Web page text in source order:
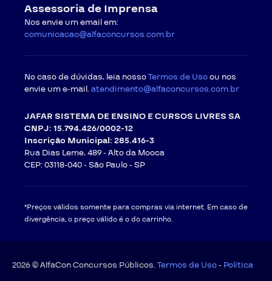
Assessoria de Imprensa
Nos envie um email em:
comunicacao@alfaconcursos.com.br
No caso de dúvidas, leia nossoTermos de Usoou nos
envie um e-mail.atendimento@alfaconcursos.com.br
JAFAR SISTEMA DE ENSINO E CURSOS LIVRES SA
CNPJ: 15.794.426/0002-12
Inscrição Municipal: 285.416-3
Rua Dias Leme, 489 - Alto da Mooca
CEP: 03118-040 -São Paulo - SP
*Preços válidos somente para compras via internet. Em caso de
divergência, o preço válido é o do carrinho.
2026 © AlfaCon Concursos Públicos.Termos de Uso- Política